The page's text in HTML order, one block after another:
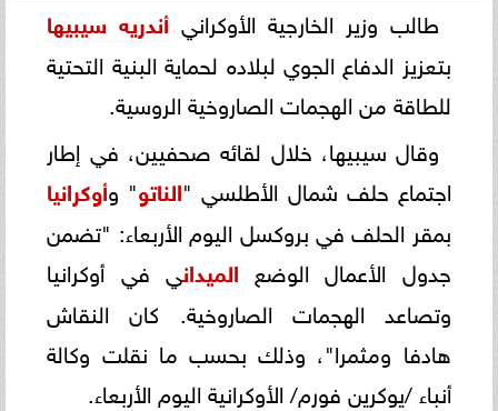
طالب وزير الخارجية الأوكراني أندريه سيبيها
بتعزيز الدفاع الجوي لبلاده لحماية البنية التحتية
للطاقة من الهجمات الصاروخية الروسية.
وقال سيبيها، خلال لقائه صحفيين، في إطار
اجتماع حلف شمال الأطلسي "الناتو" وأوكرانيا
بمقر الحلف في بروكسل اليوم الأربعاء: "تضمن
جدول الأعمال الوضع الميداني في أوكرانيا
وتصاعد الهجمات الصاروخية. كان النقاش
هادفا ومثمرا"، وذلك بحسب ما نقلت وكالة
أنباء /يوكرين فورم/ الأوكرانية اليوم الأربعاء.